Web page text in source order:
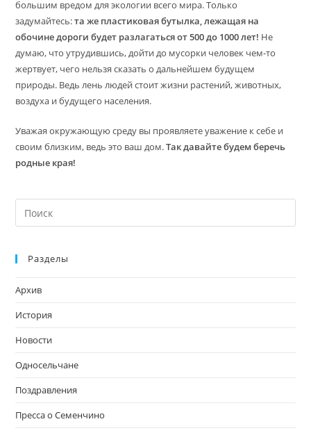
большим вредом для экологии всего мира. Только
задумайтесь:та же пластиковая бутылка, лежащая на
обочине дороги будет разлагаться от 500 до 1000 лет! Не
думаю, что утрудившись, дойти до мусорки человек чем-то
жертвует, чего нельзя сказать о дальнейшем будущем
природы. Ведь лень людей стоит жизни растений, животных,
воздуха и будущего населения.
Уважая окружающую среду вы проявляете уважение к себе и
своим близким, ведь это ваш дом.Так давайте будем беречь
родные края!
Разделы
Архив
История
Новости
Односельчане
Поздравления
Пресса о Семенчино